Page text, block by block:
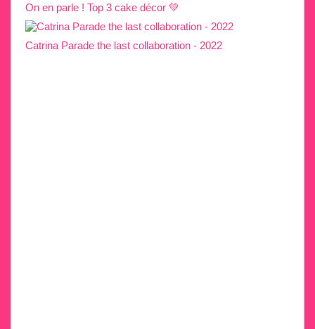
On en parle ! Top 3 cake décor 💚
Catrina Parade the last collaboration - 2022